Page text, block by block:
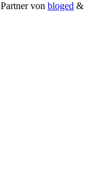
von bloged &